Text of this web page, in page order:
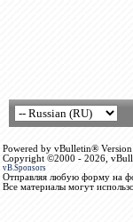
Powered by vBulletin®
Copyright ©2000 - 2026,
vB.Sponsors
Отправляя любую форму на
Все материалы могут